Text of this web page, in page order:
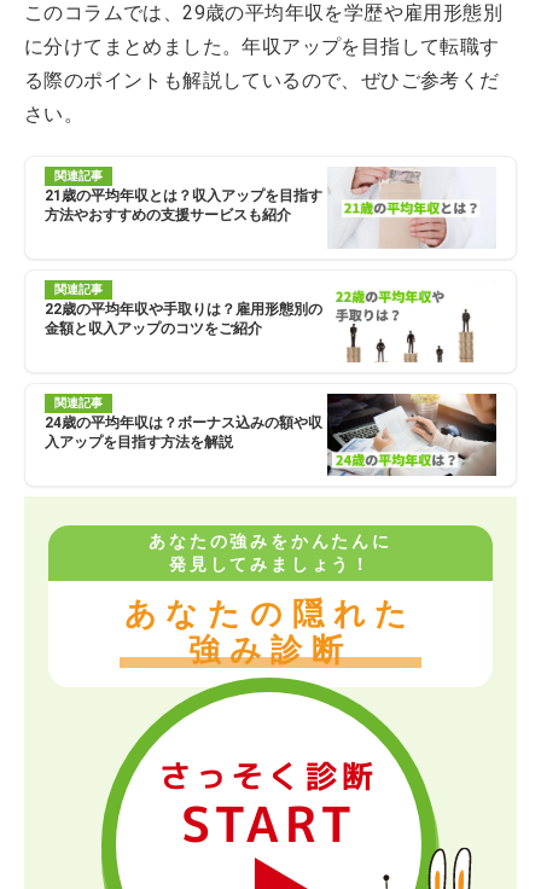
このコラムでは、29歳の平均年収を学歴や雇用形態別
に分けてまとめました。年収アップを目指して転職す
る際のポイントも解説しているので、ぜひご参考くだ
さい。
関連記事
21歳の平均年収とは？収入アップを目指す
方法やおすすめの支援サービスも紹介
関連記事
22歳の平均年収や手取りは？雇用形態別の
金額と収入アップのコツをご紹介
関連記事
24歳の平均年収は？ボーナス込みの額や収
入アップを目指す方法を解説
あなたの強みをかんたんに
発見してみましょう！
あなたの隠れた
強み診断
さっそく診断
START